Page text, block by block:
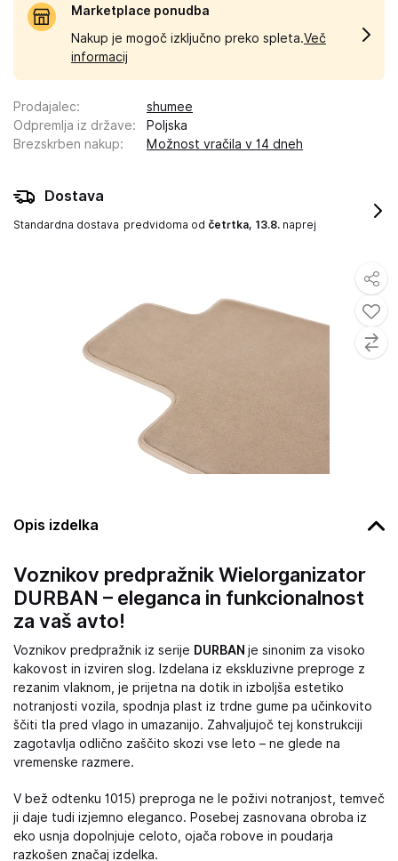
Opis izdelka
Voznikov predpražnik Wielorganizator
DURBAN – eleganca in funkcionalnost
za vaš avto!
Voznikov predpražnik iz serije DURBAN je sinonim za visoko
kakovost in izviren slog. Izdelana iz ekskluzivne preproge z
rezanim vlaknom, je prijetna na dotik in izboljša estetiko
notranjosti vozila, spodnja plast iz trdne gume pa učinkovito
ščiti tla pred vlago in umazanijo. Zahvaljujoč tej konstrukciji
zagotavlja odlično zaščito skozi vse leto – ne glede na
vremenske razmere.
V bež odtenku 1015) preproga ne le poživi notranjost, temveč
ji daje tudi izjemno eleganco. Posebej zasnovana obroba iz
eko usnja dopolnjuje celoto, ojača robove in poudarja
razkošen značaj izdelka.
Marketplace ponudba
Nakup je mogoč izključno preko spleta.Več
informacij
Prodajalec:
shumee
Odpremlja iz države:
Poljska
Brezskrben nakup: Možnost vračila v 14 dneh
Dostava
Standardna dostava predvidoma od četrtka, 13.8. naprej